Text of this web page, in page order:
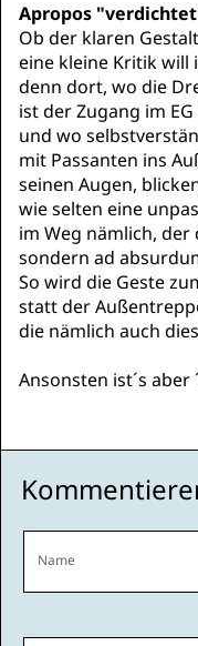
Apropos
Ob der klaren
eine kleine Kritik will
denn dort, wo die
ist der Zugang im
und wo
mit Passanten ins
seinen Augen,
wie selten eine
im Weg nämlich,
sondern ad
So wird die Geste
statt der
die nämlich auch
Ansonsten ist´s aber
Name